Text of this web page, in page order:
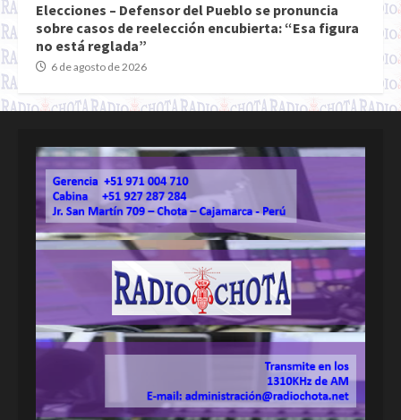
Elecciones – Defensor del Pueblo se pronuncia
sobre casos de reelección encubierta: “Esa figura
no está reglada”
6 de agosto de 2026